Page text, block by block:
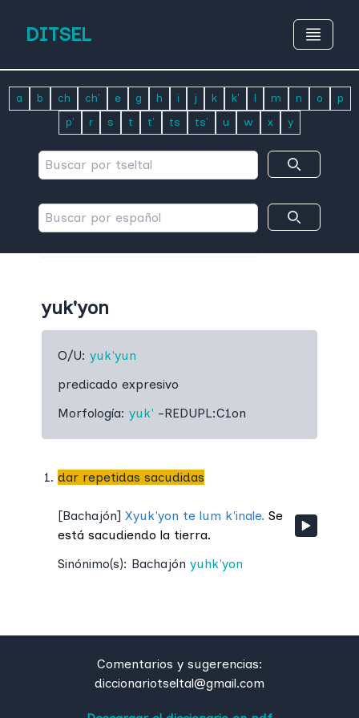
DITSEL
a b ch ch' e g h i j k k' l m n o
p
p'
r s t t' ts ts' u w x y
yuk'yon
O/U: yuk'yun
predicado expresivo
Morfología: yuk' -REDUPL:C1on
dar repetidas sacudidas
[Bachajón] Xyuk'yon te lum k'inale. Se
está sacudiendo la tierra.
Sinónimo(s): Bachajón yuhk'yon
Comentarios y sugerencias:
diccionariotseltal@gmail.com